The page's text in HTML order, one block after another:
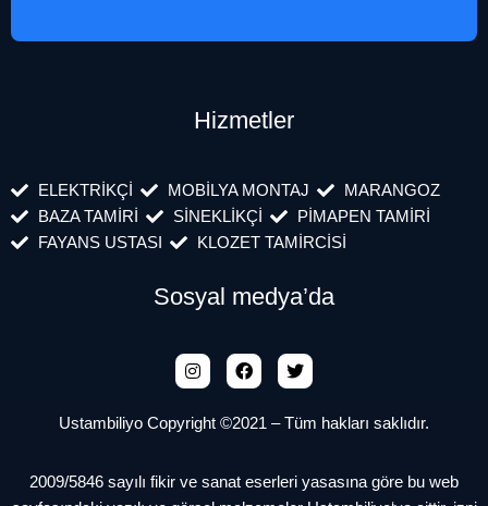
Hizmetler
ELEKTRİKÇİ MOBİLYA MONTAJ
MARANGOZ
BAZA TAMİRİ
SİNEKLİKÇİ
PİMAPEN TAMİRİ
FAYANS USTASI
KLOZET TAMİRCİSİ
Sosyal medya’da
Ustambiliyo Copyright ©2021 – Tüm hakları saklıdır.
2009/5846 sayılı fikir ve sanat eserleri yasasına göre bu web